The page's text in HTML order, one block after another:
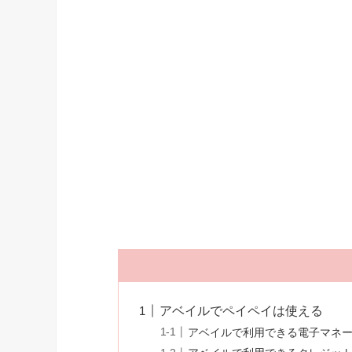
アベイルでペイペイは使える
アベイルで利用できる電子マネ